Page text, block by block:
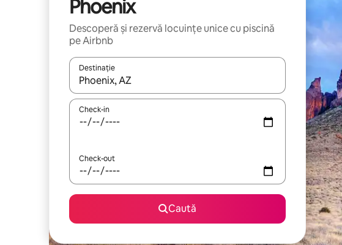
Phoenix
Descoperă și rezervă locuințe unice cu piscină
pe Airbnb
Destinație
Când se încarcă rezultatele, navighează folosind tastele săgeată
Check-in
Check-out
Caută